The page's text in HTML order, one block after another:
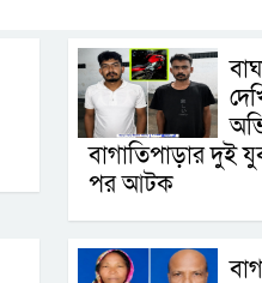
বাগাতিপাড়ার দুই
পর আটক